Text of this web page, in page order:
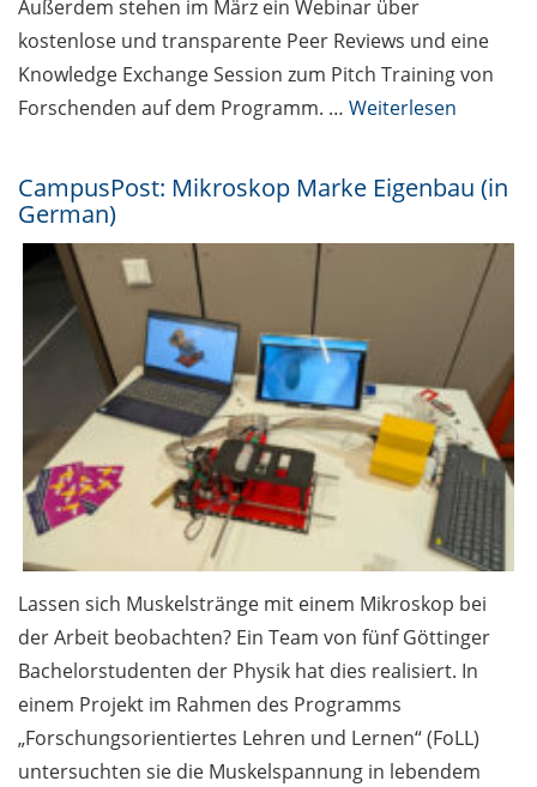
Außerdem stehen im März ein Webinar über
kostenlose und transparente Peer Reviews und eine
Knowledge Exchange Session zum Pitch Training von
Forschenden auf dem Programm. … Weiterlesen
CampusPost: Mikroskop Marke Eigenbau (in
German)
Lassen sich Muskelstränge mit einem Mikroskop bei
der Arbeit beobachten? Ein Team von fünf Göttinger
Bachelorstudenten der Physik hat dies realisiert. In
einem Projekt im Rahmen des Programms
„Forschungsorientiertes Lehren und Lernen“ (FoLL)
untersuchten sie die Muskelspannung in lebendem